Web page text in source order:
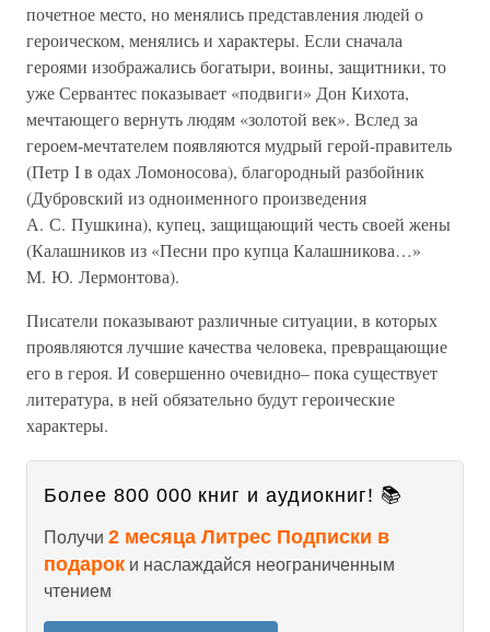
почетное место, но менялись представления людей о
героическом, менялись и характеры. Если сначала
героями изображались богатыри, воины, защитники, то
уже Сервантес показывает «подвиги» Дон Кихота,
мечтающего вернуть людям «золотой век». Вслед за
героем-мечтателем появляются мудрый герой-правитель
(Петр I в одах Ломоносова), благородный разбойник
(Дубровский из одноименного произведения
А. С. Пушкина), купец, защищающий честь своей жены
(Калашников из «Песни про купца Калашникова…»
М. Ю. Лермонтова).
Писатели показывают различные ситуации, в которых
проявляются лучшие качества человека, превращающие
его в героя. И совершенно очевидно– пока существует
литература, в ней обязательно будут героические
характеры.
Более 800 000 книг и аудиокниг! 📚
Получи 2 месяца Литрес Подписки в
подарок и наслаждайся неограниченным
чтением